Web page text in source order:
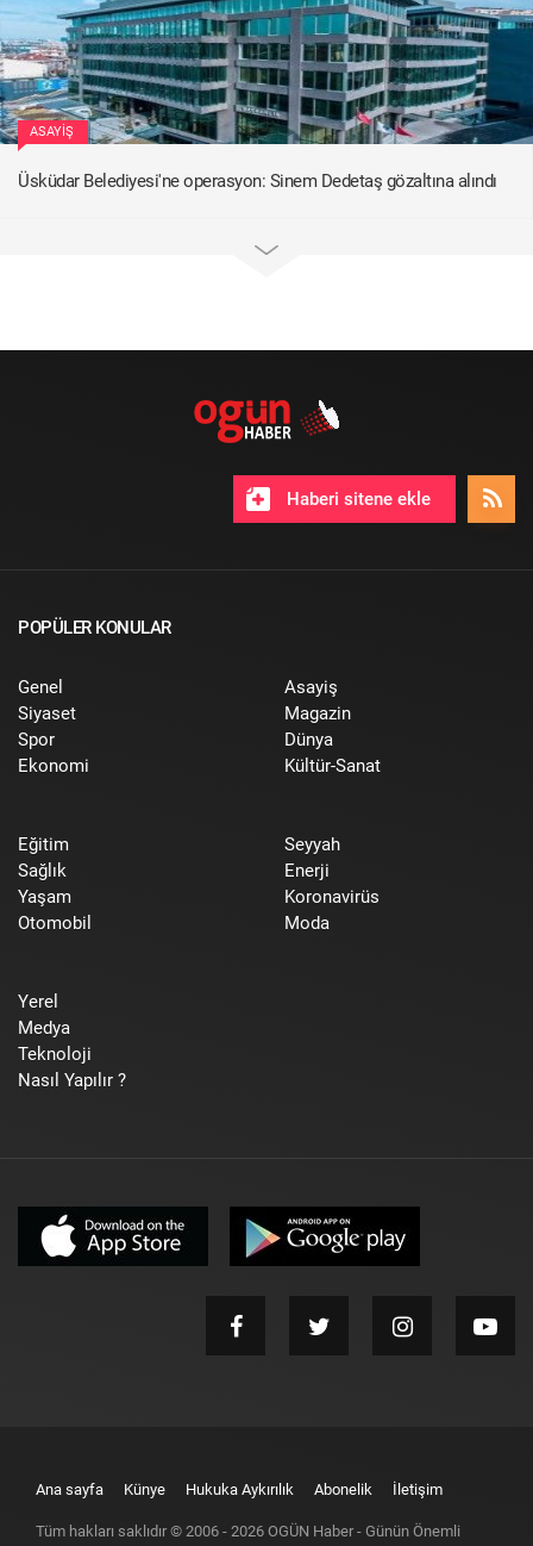
ASAYIŞ
Üsküdar Belediyesi'ne operasyon: Sinem Dedetaş gözaltına alındı
Haberi sitene ekle
POPÜLER KONULAR
Genel
Siyaset
Spor
Ekonomi
Asayiş
Magazin
Dünya
Kültür-Sanat
Eğitim
Sağlık
Yaşam
Otomobil
Seyyah
Enerji
Koronavirüs
Moda
Yerel
Medya
Teknoloji
Nasıl Yapılır ?
Ana sayfa Künye Hukuka Aykırılık Abonelik İletişim
Tüm hakları saklıdır © 2006 - 2026 OGÜN Haber - Günün Önemli